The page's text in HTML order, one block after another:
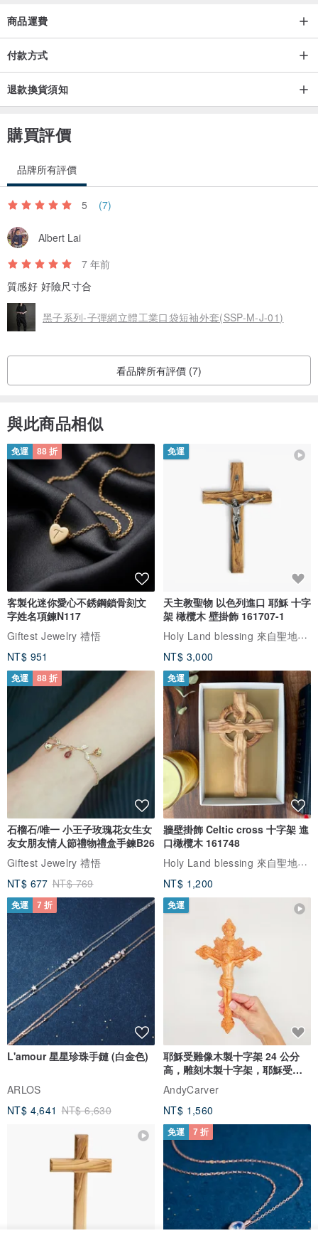
商品運費
付款方式
退款換貨須知
購買評價
品牌所有評價
5 (7)
Albert Lai
7 年前
質感好 好險尺寸合
黑子系列-子彈網立體工業口袋短袖外套(SSP-M-J-01)
看品牌所有評價 (7)
與此商品相似
免運 88 折
客製化迷你愛心不銹鋼鎖骨刻文
字姓名項鍊N117
Giftest Jewelry 禮悟
NT$ 951
免運
天主教聖物 以色列進口 耶穌 十字
架 橄欖木 壁掛飾 161707-1
Holy Land blessing 來自聖地的祝福
NT$ 3,000
免運 88 折
石榴石/唯一 小王子玫瑰花女生女
友女朋友情人節禮物禮盒手鍊B26
Giftest Jewelry 禮悟
NT$ 677 NT$ 769
免運
牆壁掛飾 Celtic cross 十字架 進
口橄欖木 161748
Holy Land blessing 來自聖地的祝福
NT$ 1,200
免運 7 折
L'amour 星星珍珠手鏈 (白金色)
ARLOS
NT$ 4,641 NT$ 6,630
免運
耶穌受難像木製十字架 24 公分
高，雕刻木製十字架，耶穌受難
像天主教十字架
AndyCarver
NT$ 1,560
免運 7 折